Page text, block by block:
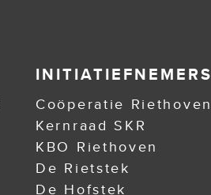
INITIATIEFNEMERS
Coöperatie Riethoven
Kernraad SKR
KBO Riethoven
De Rietstek
De Hofstek